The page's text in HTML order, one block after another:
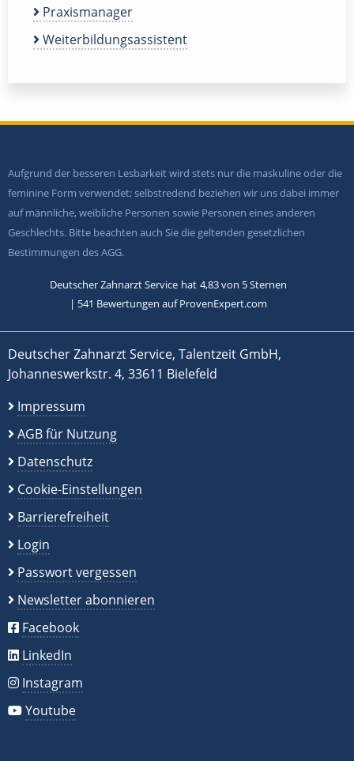
Praxismanager
Weiterbildungsassistent
Aufgrund der besseren Lesbarkeit wird stets nur die maskuline oder die
feminine Form verwendet; selbstredend beziehen wir uns dabei immer
auf männliche, weibliche Personen sowie Personen eines anderen
Geschlechts. Bitte beachten auch Sie die geltenden gesetzlichen
Bestimmungen des AGG.
Deutscher Zahnarzt Service hat 4,83von 5Sternen
| 541 Bewertungen auf ProvenExpert.com
Deutscher Zahnarzt Service, Talentzeit GmbH,
Johanneswerkstr. 4, 33611 Bielefeld
Impressum
AGB für Nutzung
Datenschutz
Cookie-Einstellungen
Barrierefreiheit
Login
Passwort vergessen
Newsletter abonnieren
Facebook
LinkedIn
Instagram
Youtube